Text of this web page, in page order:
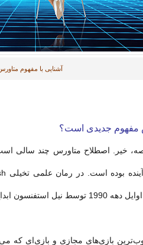
آشنایی با مفهوم
مفهوم جدیدی است؟
خیر. اصطلاح متاورس چند سالی
نیل استفنسون ابداع شد.
بازی‌های مجازی و بازی‌ای که